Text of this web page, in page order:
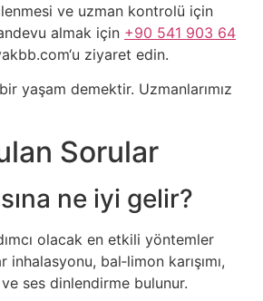
ve uzman kontrolü için
almak için +90 541 903 64
ziyaret edin.
yaşam demektir. Uzmanlarımız
Sorular
ne iyi gelir?
olacak en etkili yöntemler
inhalasyonu, bal‑limon karışımı,
ses dinlendirme bulunur.